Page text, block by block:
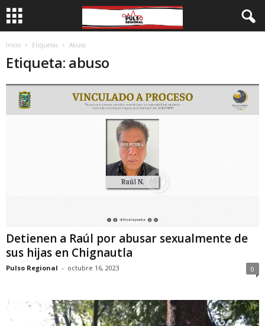
Inicio Etiquetas Abuso
Etiqueta: abuso
Detienen a Raúl por abusar sexualmente de
sus hijas en Chignautla
Pulso Regional - octubre 16, 2023 0